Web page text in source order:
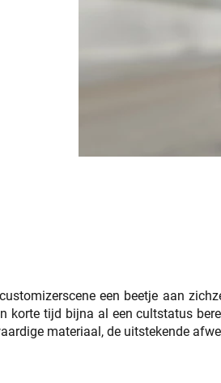
een beetje aan
korte tijd bijna al een cultstatus
materiaal, de uitstekende